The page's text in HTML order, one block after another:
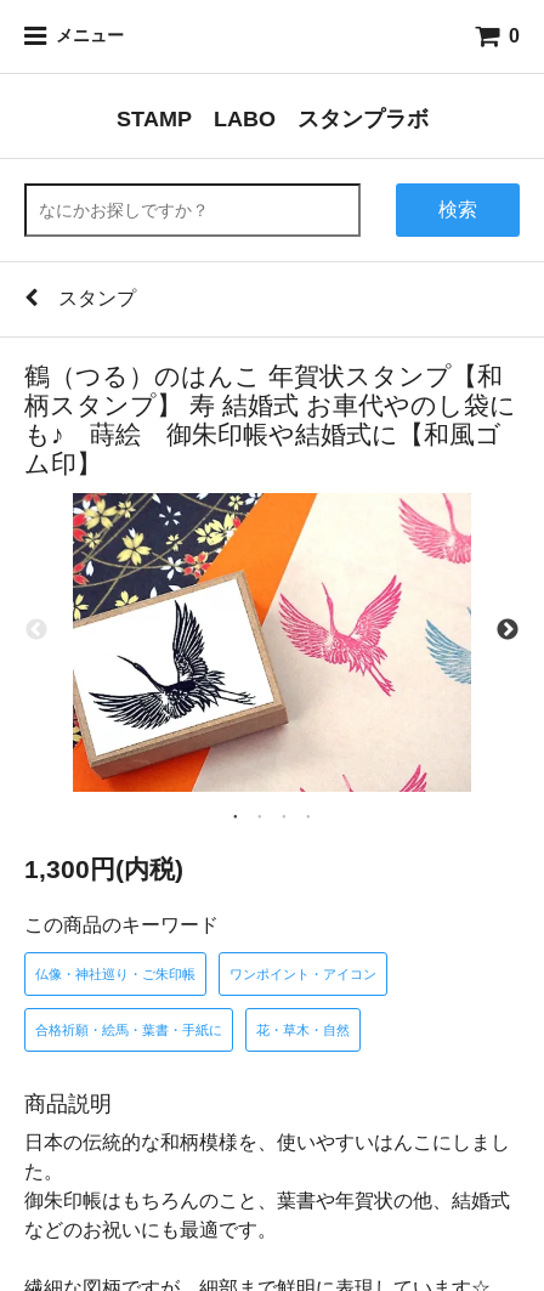
メニュー 0
STAMP LABO スタンプラボ
検索
スタンプ
鶴（つる）のはんこ 年賀状スタンプ【和
柄スタンプ】 寿 結婚式 お車代やのし袋に
も♪ 蒔絵 御朱印帳や結婚式に【和風ゴ
ム印】
1,300円(内税)
この商品のキーワード
仏像・神社巡り・ご朱印帳 ワンポイント・アイコン
合格祈願・絵馬・葉書・手紙に 花・草木・自然
商品説明
日本の伝統的な和柄模様を、使いやすいはんこにしまし
た。
御朱印帳はもちろんのこと、葉書や年賀状の他、結婚式
などのお祝いにも最適です。